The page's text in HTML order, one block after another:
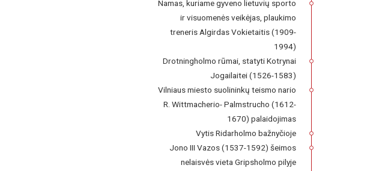
Namas, kuriame gyveno lietuvių sporto
ir visuomenės veikėjas, plaukimo
treneris Algirdas Vokietaitis (1909-
1994)
Drotningholmo rūmai, statyti Kotrynai
Jogailaitei (1526-1583)
Vilniaus miesto suolininkų teismo nario
R. Wittmacherio- Palmstrucho (1612-
1670) palaidojimas
Vytis Ridarholmo bažnyčioje
Jono III Vazos (1537-1592) šeimos
nelaisvės vieta Gripsholmo pilyje